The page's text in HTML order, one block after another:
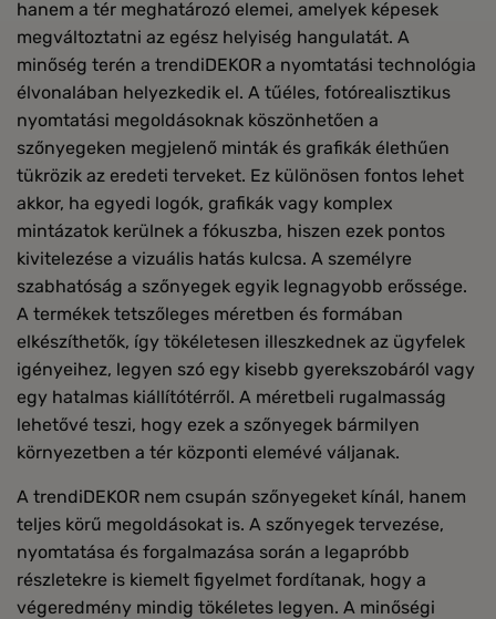
hanem a tér meghatározó elemei, amelyek képesek
megváltoztatni az egész helyiség hangulatát. A
minőség terén a trendiDEKOR a nyomtatási technológia
élvonalában helyezkedik el. A tűéles, fotórealisztikus
nyomtatási megoldásoknak köszönhetően a
szőnyegeken megjelenő minták és grafikák élethűen
tükrözik az eredeti terveket. Ez különösen fontos lehet
akkor, ha egyedi logók, grafikák vagy komplex
mintázatok kerülnek a fókuszba, hiszen ezek pontos
kivitelezése a vizuális hatás kulcsa. A személyre
szabhatóság a szőnyegek egyik legnagyobb erőssége.
A termékek tetszőleges méretben és formában
elkészíthetők, így tökéletesen illeszkednek az ügyfelek
igényeihez, legyen szó egy kisebb gyerekszobáról vagy
egy hatalmas kiállítótérről. A méretbeli rugalmasság
lehetővé teszi, hogy ezek a szőnyegek bármilyen
környezetben a tér központi elemévé váljanak.
A trendiDEKOR nem csupán szőnyegeket kínál, hanem
teljes körű megoldásokat is. A szőnyegek tervezése,
nyomtatása és forgalmazása során a legapróbb
részletekre is kiemelt figyelmet fordítanak, hogy a
végeredmény mindig tökéletes legyen. A minőségi